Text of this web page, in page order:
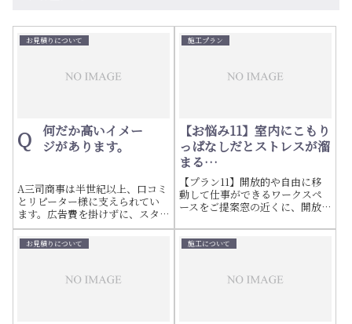
お見積りについて
Q
何だか高いイメー
ジがあります。
A三司商事は半世紀以上、口コミ
とリピーター様に支えられてい
ます。広告費を掛けずに、スタ
ッフによるSNSでの情報発信を
行っています。同じ仕様で合見
積もりを取って頂ければ、ご安
ない工事を心がけております。
施工プラン
【お悩み11】室内にこもり
っぱなしだとストレスが溜
まる…
【プラン11】開放的や自由に移
動して仕事ができるワークスペ
ースをご提案窓の近くに、開放
り、 バルコニーで仕事をした
り、自由に移動して仕事ができ
お見積りについて 施工について